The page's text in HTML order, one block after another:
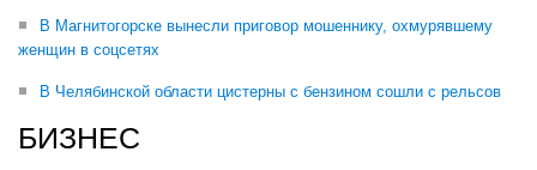
В Магнитогорске вынесли приговор мошеннику, охмурявшему
женщин в соцсетях
В Челябинской области цистерны с бензином сошли с рельсов
БИЗНЕС